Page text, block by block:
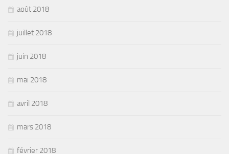
août 2018
juillet 2018
juin 2018
mai 2018
avril 2018
mars 2018
février 2018